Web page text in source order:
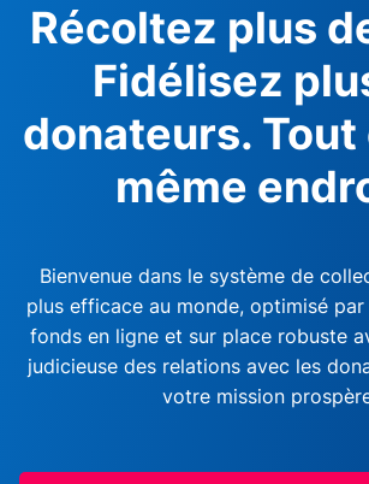
Récoltez plus
Fidélisez
donateurs. Tout
même
Bienvenue dans le système de
plus efficace au monde, optimisé
fonds en ligne et sur place robuste
judicieuse des relations avec les
votre mission